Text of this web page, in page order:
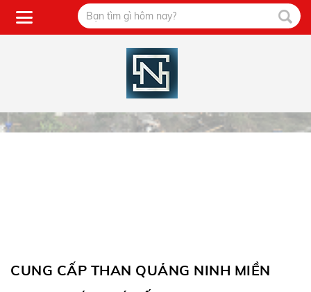
CUNG CẤP THAN QUẢNG NINH MIỀN